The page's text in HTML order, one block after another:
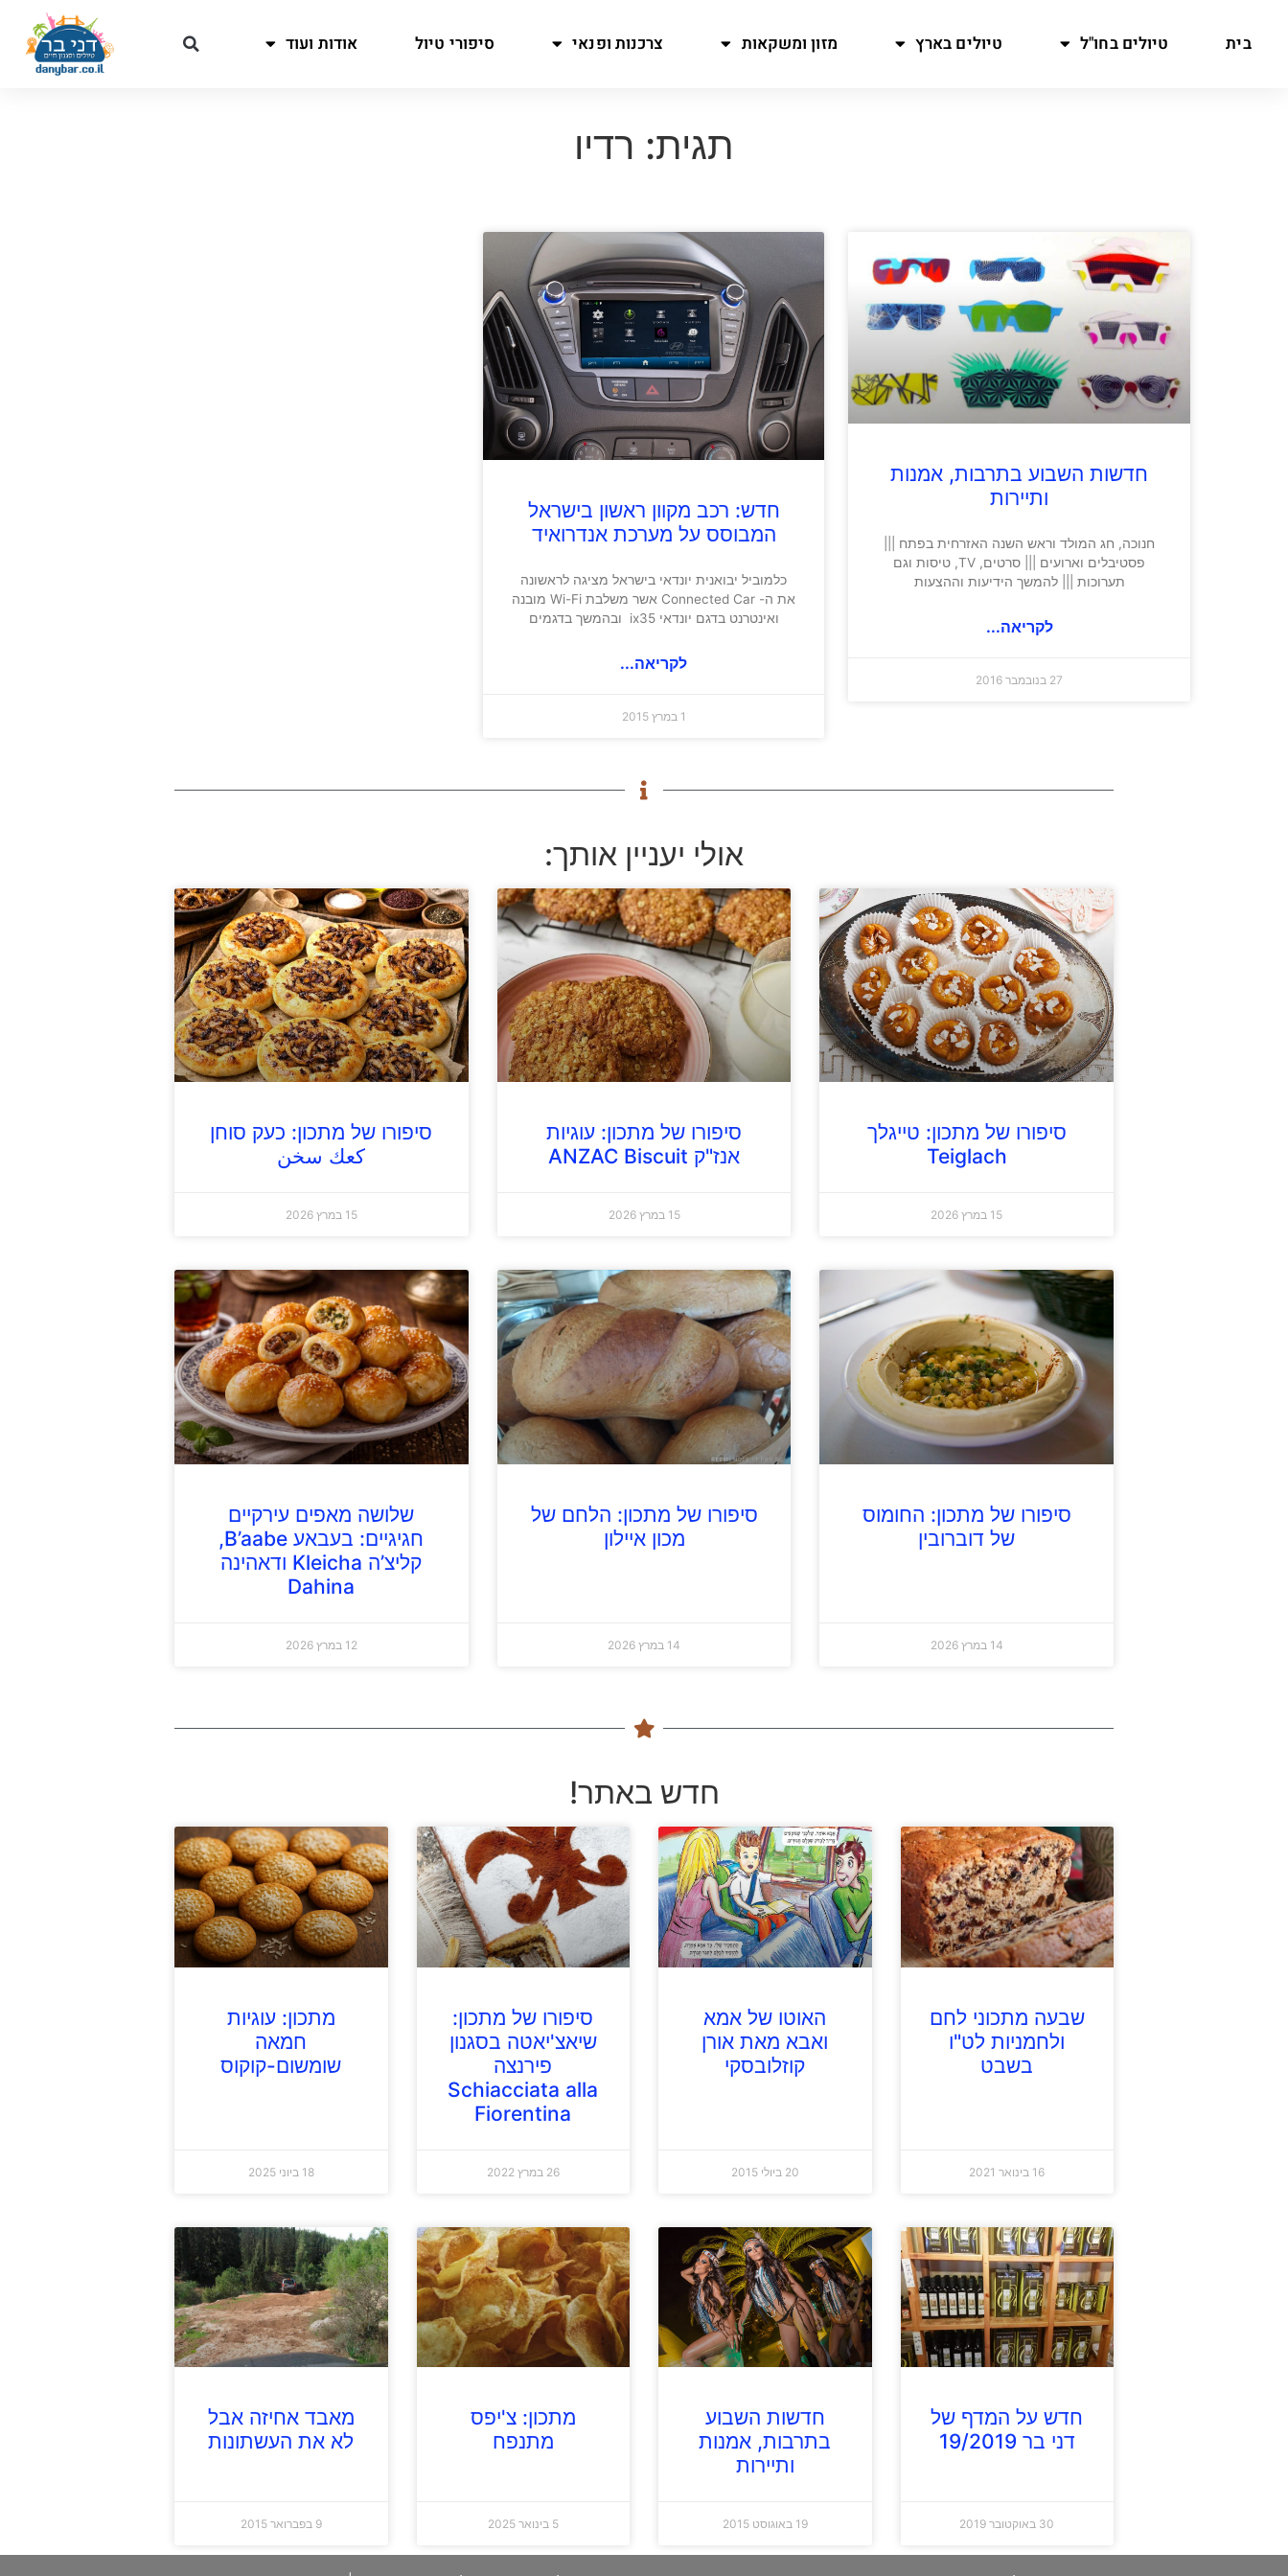
בית טיולים בחו"ל טיולים בארץ מזון ומשקאות צרכנות ופנאי סיפורי טיול אודות ועוד
תגית: רדיו
חדשות השבוע בתרבות, אמנות
ותיירות
חנוכה, חג המולד וראש השנה האזרחית בפתח |||
פסטיבלים וארועים ||| סרטים, TV, טיסות וגם
תערוכות ||| להמשך הידיעות וההצעות
לקריאה...
27 בנובמבר 2016
חדש: רכב מקוון ראשון בישראל
המבוסס על מערכת אנדרואיד
כלמוביל יבואנית יונדאי בישראל מציגה לראשונה
את ה- Connected Car אשר משלבת Wi-Fi מובנה
ואינטרנט בדגם יונדאי ix35 ובהמשך בדגמים
לקריאה...
1 במרץ 2015
אולי יעניין אותך:
סיפורו של מתכון: טייגלך
Teiglach
15 במרץ 2026
סיפורו של מתכון: עוגיות
אנז"ק ANZAC Biscuit
15 במרץ 2026
סיפורו של מתכון: כעק סוחן
كعك سخن
15 במרץ 2026
סיפורו של מתכון: החומוס
של דוברובין
14 במרץ 2026
סיפורו של מתכון: הלחם של
מכון איילון
14 במרץ 2026
שלושה מאפים עירקיים
חגיגיים: בעבאע B’aabe,
קליצ’ה Kleicha ודאהינה
Dahina
12 במרץ 2026
חדש באתר!
שבעה מתכוני לחם
ולחמניות לט"ו
בשבט
16 בינואר 2021
האוטו של אמא
ואבא מאת אורן
קוזלובסקי
20 ביולי 2015
סיפורו של מתכון:
שיאצ'יאטה בסגנון
פירנצה
Schiacciata alla
Fiorentina
26 במרץ 2022
מתכון: עוגיות
חמאה
שומשום-קוקוס
18 ביוני 2025
חדש על המדף של
דני בר 19/2019
30 באוקטובר 2019
חדשות השבוע
בתרבות, אמנות
ותיירות
19 באוגוסט 2015
מתכון: צ'יפס
מתנפח
5 בינואר 2025
מאבד אחיזה אבל
לא את העשתונות
9 בפברואר 2015